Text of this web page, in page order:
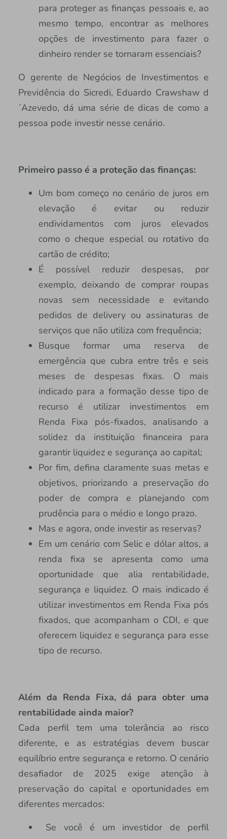
para proteger as finanças pessoais e, ao
mesmo tempo, encontrar as melhores
opções de investimento para fazer o
dinheiro render se tornaram essenciais?
O gerente de Negócios de Investimentos e
Previdência do Sicredi, Eduardo Crawshaw d
´Azevedo, dá uma série de dicas de como a
pessoa pode investir nesse cenário.
Primeiro passo é a proteção das finanças:
Um bom começo no cenário de juros em
elevação é evitar ou reduzir
endividamentos com juros elevados
como o cheque especial ou rotativo do
cartão de crédito;
É possível reduzir despesas, por
exemplo, deixando de comprar roupas
novas sem necessidade e evitando
pedidos de delivery ou assinaturas de
serviços que não utiliza com frequência;
Busque formar uma reserva de
emergência que cubra entre três e seis
meses de despesas fixas. O mais
indicado para a formação desse tipo de
recurso é utilizar investimentos em
Renda Fixa pós-fixados, analisando a
solidez da instituição financeira para
garantir liquidez e segurança ao capital;
Por fim, defina claramente suas metas e
objetivos, priorizando a preservação do
poder de compra e planejando com
prudência para o médio e longo prazo.
Mas e agora, onde investir as reservas?
Em um cenário com Selic e dólar altos, a
renda fixa se apresenta como uma
oportunidade que alia rentabilidade,
segurança e liquidez. O mais indicado é
utilizar investimentos em Renda Fixa pós
fixados, que acompanham o CDI, e que
oferecem liquidez e segurança para esse
tipo de recurso.
Além da Renda Fixa, dá para obter uma
rentabilidade ainda maior?
Cada perfil tem uma tolerância ao risco
diferente, e as estratégias devem buscar
equilíbrio entre segurança e retorno. O cenário
desafiador de 2025 exige atenção à
preservação do capital e oportunidades em
diferentes mercados:
Se você é um investidor de perfil